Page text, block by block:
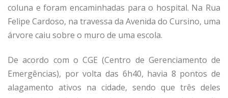
coluna e foram encaminhadas para o hospital. Na Rua
Felipe Cardoso, na travessa da Avenida do Cursino, uma
árvore caiu sobre o muro de uma escola.
De acordo com o CGE (Centro de Gerenciamento de
Emergências), por volta das 6h40, havia 8 pontos de
alagamento ativos na cidade, sendo que três deles